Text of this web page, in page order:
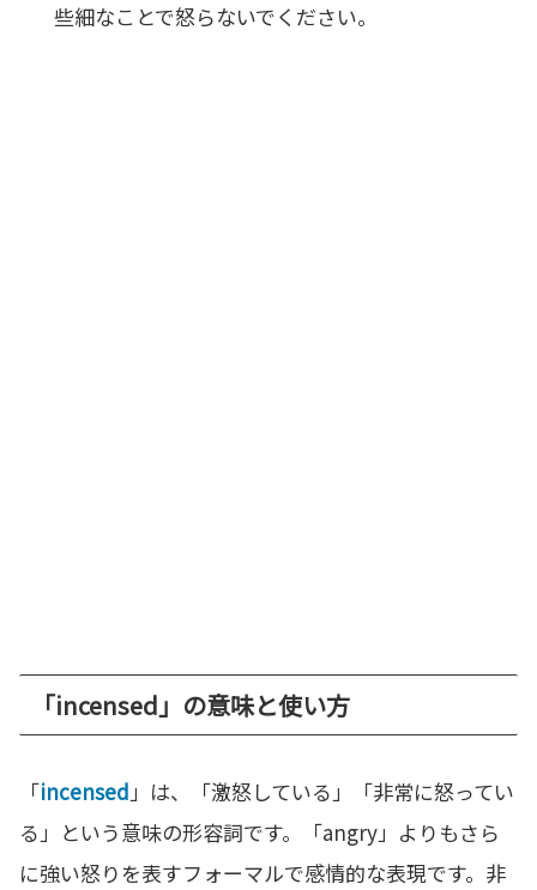
些細なことで怒らないでください。
「incensed」の意味と使い方
「incensed」は、「激怒している」「非常に怒ってい
る」という意味の形容詞です。「angry」よりもさら
に強い怒りを表すフォーマルで感情的な表現です。非